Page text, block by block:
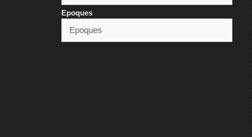
Epoques